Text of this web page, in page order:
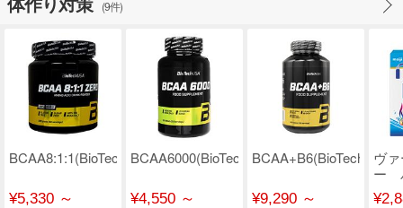
(9件)
BCAA8:1:1(BioTechUSA)
¥5,330 ～
BCAA6000(BioTechUSA)
¥4,550 ～
BCAA+B6(BioTechUSA)
¥9,290 ～
ヴ
ー